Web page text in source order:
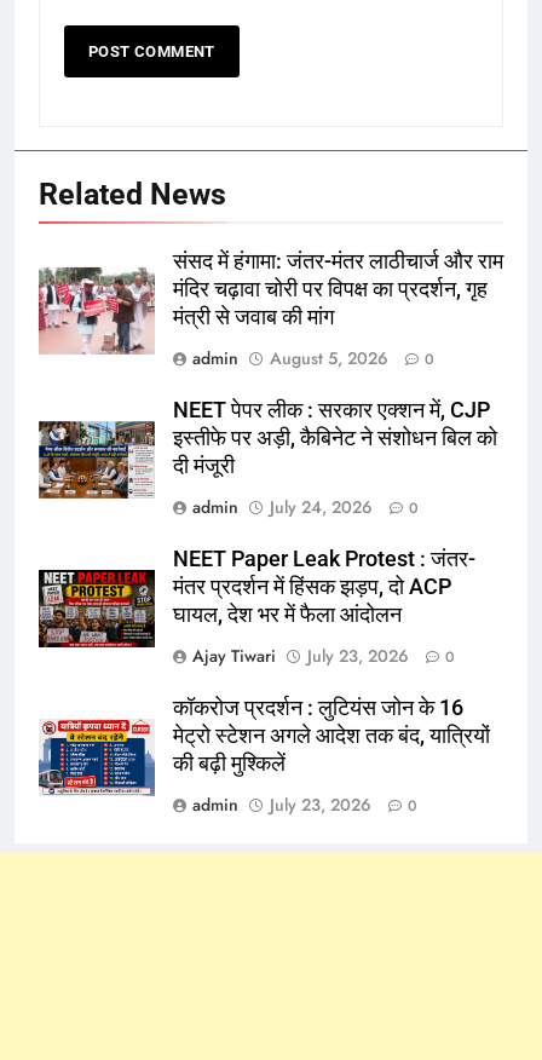
Related News
संसद में हंगामा: जंतर-मंतर लाठीचार्ज और राम
मंदिर चढ़ावा चोरी पर विपक्ष का प्रदर्शन, गृह
मंत्री से जवाब की मांग
admin
August 5, 2026 0
NEET पेपर लीक : सरकार एक्शन में, CJP
इस्तीफे पर अड़ी, कैबिनेट ने संशोधन बिल को
दी मंजूरी
admin
July 24, 2026 0
NEET Paper Leak Protest : जंतर-
मंतर प्रदर्शन में हिंसक झड़प, दो ACP
घायल, देश भर में फैला आंदोलन
Ajay Tiwari
July 23, 2026 0
कॉकरोज प्रदर्शन : लुटियंस जोन के 16
मेट्रो स्टेशन अगले आदेश तक बंद, यात्रियों
की बढ़ी मुश्किलें
admin
July 23, 2026 0